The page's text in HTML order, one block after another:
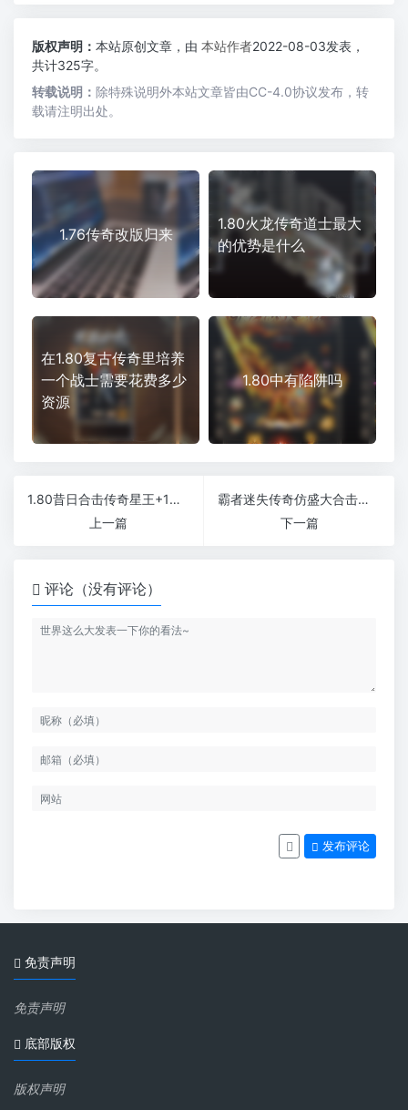
版权声明： 本站原创文章，由 本站作者2022-08-03发表，
共计325字。
转载说明： 除特殊说明外本站文章皆由CC-4.0协议发布，转
载请注明出处。
1.76传奇改版归来
1.80火龙传奇道士最大
的优势是什么
在1.80复古传奇里培养
一个战士需要花费多少
资源
1.80中有陷阱吗
1.80昔日合击传奇星王+1合击版本
上一篇
霸者迷失传奇仿盛大合击全新版
下一篇
评论（没有评论）
发布评论
免责声明
免责声明
底部版权
版权声明